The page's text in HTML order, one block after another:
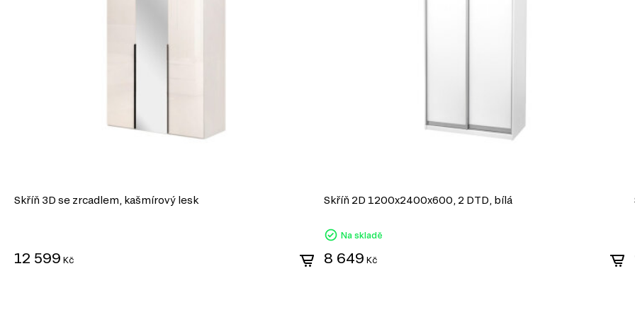
vysoké zatížení (obvykle až 30–50 kg, někdy i více).
Telescopické plně výsuvné vedení je ideální pro případy, kdy je potřebný maximální
MDF
dřevěných vláken lisováním pod
pryskyřic. Díky svým vlastnostem se
dvířek, dekorativních panelů a dalších
Skříň 3D se zrcadlem, kašmírový lesk
12 599 Kč
Skříň 2D 1200x2400x600, 2 DTD, bílá
Na skladě
8 649 Kč